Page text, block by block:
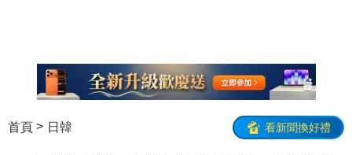
首頁 日韓 看新聞換好禮